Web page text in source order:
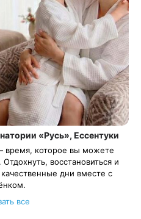
«Русь», Ессентуки
время, которое вы можете
восстановиться и
дни вместе с
акции:
«Детская Оздоровительная»
все